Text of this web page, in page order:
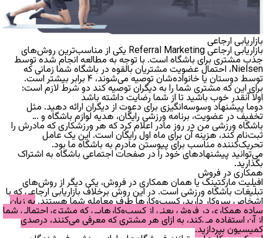
بازاریابی ارجاعی
بازاریابی ارجاعی Referral Marketing یکی از مناسب‌ترین روش‌های
جذب مشتری برای باشگاه است. با توجه به مطالعه انجام شده توسط
Nielsen، احتمال عضویت مشتریان بالقوه در باشگاه شما زمانی که
توسط دوستان یا خانواده‌شان توصیه می‌شوند، ۴ برابر بیشتر است.
برای این که مشتری شما را به دیگران توصیه کند دو شرط لازم است:
اولا آنقدر خوب باشید تا از شما رضایت داشته باشد
دوما پیشنهاد وسوسه‌انگیزی برای دعوت از دیگران ارائه دهید. مثل
تخفیف در عضویت، برنامه ورزشی رایگان، هدیه لوازم باشگاه و …
باشگاه ورزشی من در روز مادر اعلام کرد که هر ورزشکاری که مادرش را
ثبت‌نام کند، هزینه آن برای ماه اول رایگان است. این یک عامل
تحریک‌کننده مناسب برای پیوستن مادرم به باشگاه ما بود.
می‌توانید پیشنهادهای خود را در صفحات اجتماعی باشگاه به اشتراک
بگذارید.
همکاری در فروش
افیلیت مارکتینگ یا همان همکاری در فروش، یکی دیگر از روش‌های
تبلیغات باشگاه ورزشی است. در این روش برخلاف بازاریابی ارجاعی که با
اشخاص سروکار دارید، کسب‌و‌کار‌ها طرف معامله شما هستند.به زبان
ساده همکاری در فروش یعنی از کسب‌و‌کار‌هایی که مشتری احتمالی شما
از آن استفاده می‌کند، به ازای هر مشتری که معرفی می‌کنند، درصدی
کمیسیون بپردازید.